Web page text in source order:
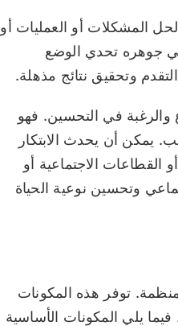
المشكلات أو العمليات أو
جوهره تحدي الوضع
وتحقيق نتائج مذهلة.
والرغبة في التحسين. فهو
يمكن أن يحدث الابتكار
القطاعات الاجتماعية أو
وتحسين نوعية الحياة
توفر هذه المكونات
يلي المكونات الأساسية